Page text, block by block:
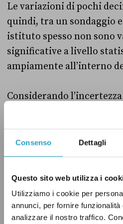
Consenso Dettagli
Questo sito web utilizza i
Utilizziamo i cookie per
annunci, per fornire
analizzare il nostro traffico.
Le variazioni di pochi
quindi, tra un sondaggio
istituto spesso non sono
significative a livello
ampiamente all’interno
Considerando
possono avere i singoli
meglio guardare amedie
diversi sondaggi, come
settimanalmente da
Inoltre, quando leggiamo
intenzioni di voto, ma